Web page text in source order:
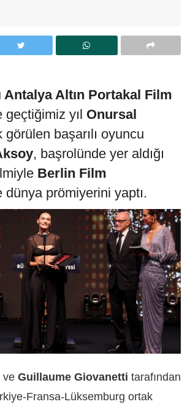
Antalya Altın Portakal Film
geçtiğimiz yıl Onursal
görülen başarılı oyuncu
, başrolünde yer aldığı
Berlin Film
dünya prömiyerini yaptı.
ve Guillaume Giovanetti tarafından
Fransa-Lüksemburg ortak